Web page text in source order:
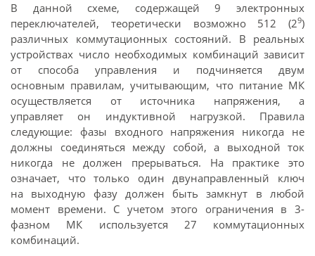
В данной схеме, содержащей 9 электронных
переключателей, теоретически возможно 512 (29)
различных коммутационных состояний. В реальных
устройствах число необходимых комбинаций зависит
от способа управления и подчиняется двум
основным правилам, учитывающим, что питание МК
осуществляется от источника напряжения, а
управляет он индуктивной нагрузкой. Правила
следующие: фазы входного напряжения никогда не
должны соединяться между собой, а выходной ток
никогда не должен прерываться. На практике это
означает, что только один двунаправленный ключ
на выходную фазу должен быть замкнут в любой
момент времени. С учетом этого ограничения в 3-
фазном МК используется 27 коммутационных
комбинаций.